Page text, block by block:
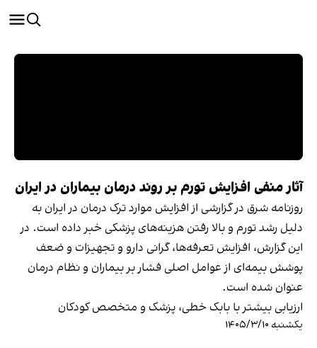
آثار منفی افزایش تورم بر روند درمان بیماران در ایران
روزنامه شرق در گزارشی از افزایش موارد ترک درمان در ایران به
دلیل رشد تورم و بالا رفتن هزینه‌های پزشکی خبر داده است. در
این گزارش، افزایش تعرفه‌ها، گرانی دارو و تجهیزات و ضعف
پوشش بیمه‌ای از عوامل اصلی فشار بر بیماران و نظام درمان
عنوان شده است.
ارزیابی بیشتر با بابک خطی، پزشک و متخصص کودکان
یکشنبه ۱۴۰۵/۳/۱۰